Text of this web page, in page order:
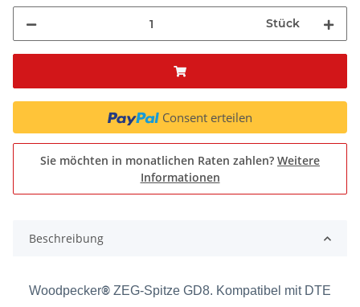
Stück
Consent erteilen
Sie möchten in monatlichen Raten zahlen? Weitere
Informationen
Beschreibung
Woodpecker® ZEG-Spitze GD8. Kompatibel mit DTE